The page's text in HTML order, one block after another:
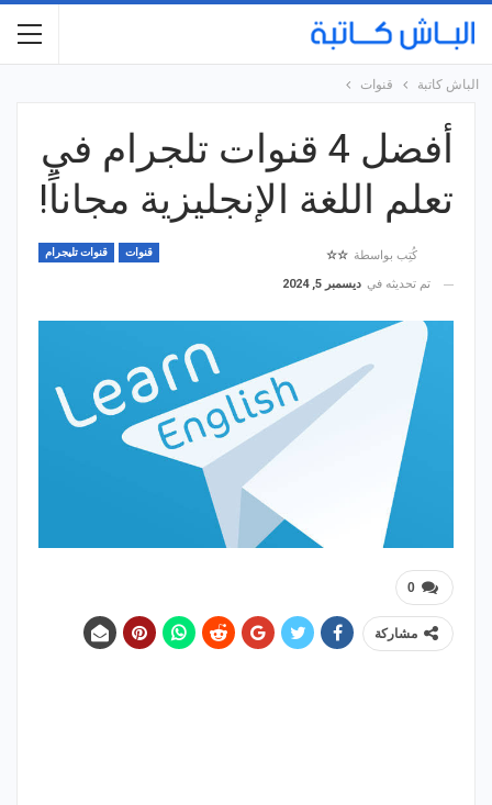
الباش كاتبة قنوات
أفضل 4 قنوات تلجرام في
تعلم اللغة الإنجليزية مجاناً!
قنوات قنوات تليجرام كُتِب بواسطة ☆☆
تم تحديثه في ديسمبر 5, 2024
0
مشاركة